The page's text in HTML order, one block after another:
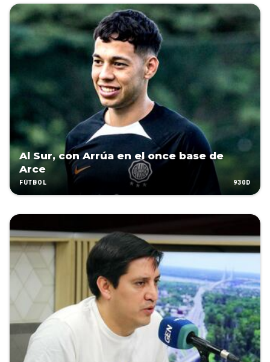
Al Sur, con Arrúa en el once base de
Arce
FÚTBOL 930D